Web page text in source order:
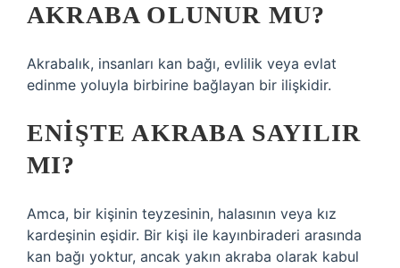
AKRABA OLUNUR MU?
Akrabalık, insanları kan bağı, evlilik veya evlat
edinme yoluyla birbirine bağlayan bir ilişkidir.
ENIŞTE AKRABA SAYILIR
MI?
Amca, bir kişinin teyzesinin, halasının veya kız
kardeşinin eşidir. Bir kişi ile kayınbiraderi arasında
kan bağı yoktur, ancak yakın akraba olarak kabul